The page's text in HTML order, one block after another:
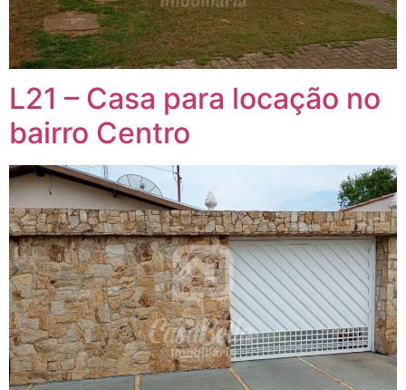
L21 – Casa para locação no
bairro Centro